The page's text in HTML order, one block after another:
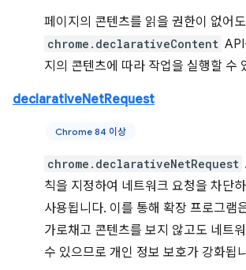
페이지의 콘텐츠를 읽을 권한이 없어도
chrome.declarativeContent API
지의 콘텐츠에 따라 작업을 실행할 수
declarativeNetRequest
Chrome 84 이상
chrome.declarativeNetRequest
칙을 지정하여 네트워크 요청을 차단
사용됩니다. 이를 통해 확장 프로그램
가로채고 콘텐츠를 보지 않고도 네트
수 있으므로 개인 정보 보호가 강화됩